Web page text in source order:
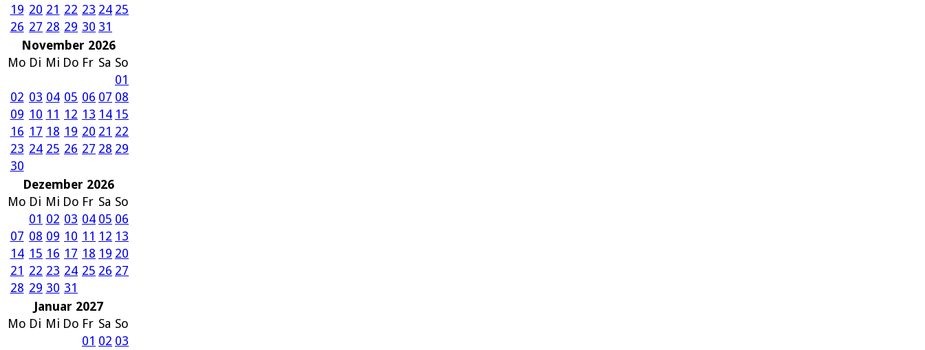
19 20 21 22 23 24 25
26 27 28 29 30 31
November 2026
Mo Di Mi Do Fr Sa So
01
02 03 04 05 06 07 08
09 10 11 12 13 14 15
16 17 18 19 20 21 22
23 24 25 26 27 28 29
30
Dezember 2026
Mo Di Mi Do Fr Sa So
01 02 03 04 05 06
07 08 09 10 11 12 13
14 15 16 17 18 19 20
21 22 23 24 25 26 27
28 29 30 31
Januar 2027
Mo Di Mi Do Fr Sa So
01 02 03